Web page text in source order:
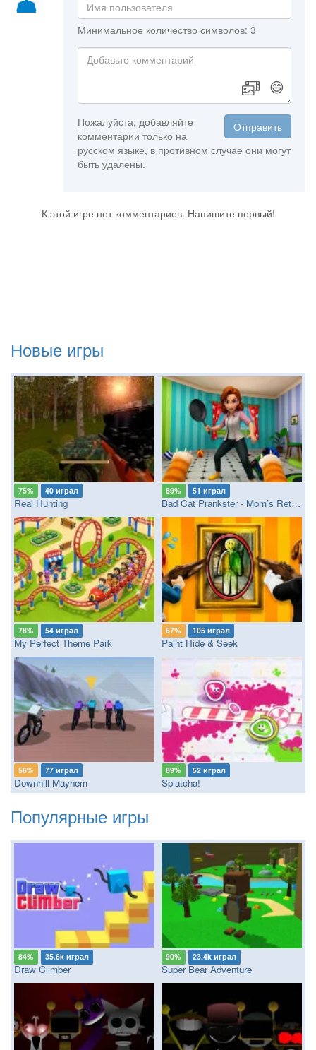
Минимальное количество символов: 3
😄
Отправить
Пожалуйста, добавляйте
комментарии только на
русском языке, в противном случае они могут
быть удалены.
К этой игре нет комментариев. Напишите первый!
Новые игры
75% 40 играл
Real Hunting
89% 51 играл
Bad Cat Prankster - Mom’s Return
78% 54 играл
My Perfect Theme Park
67% 105 играл
Paint Hide & Seek
56% 77 играл
Downhill Mayhem
89% 52 играл
Splatcha!
Популярные игры
84% 35.6k играл
Draw Climber
90% 23.4k играл
Super Bear Adventure